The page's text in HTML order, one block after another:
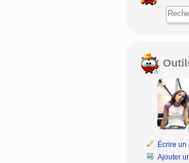
Écrire un
Ajouter